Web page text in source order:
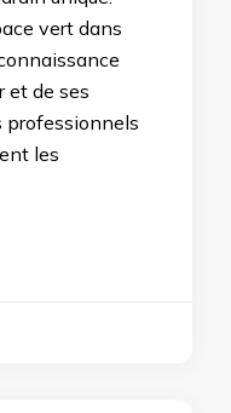
vert dans
et de ses
professionnels
les